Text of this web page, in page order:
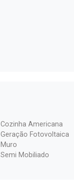
Cozinha Americana
Geração Fotovoltaica
Muro
Semi Mobiliado